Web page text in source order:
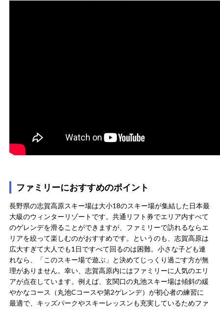
ファミリーにおすすめのポイント
長野県の志賀高原スキー場は大小18のスキー場が集結した日本最
大級のウィンターリゾートです。共通リフト券でエリア内すべて
のゲレンデを滑ることができますが、ファミリーで訪れるならエ
リアを絞って楽しむのがおすすめです​。というのも、志賀高原は
広大すぎて大人でも1日ですべて回るのは困難。小さな子ども連
れなら、「このスキー場で遊ぶ」と決めてじっくり過ごす方が無
理がありません​。幸い、志賀高原内にはファミリーに人気のエリ
アが点在しています。例えば、玄関口の丸池スキー場は傾斜の緩
やかなコース（丸池Cコースや第2ゲレンデ）が初心者の練習に
最適で、キッズパークやスキーレッスンも充実しているためファ